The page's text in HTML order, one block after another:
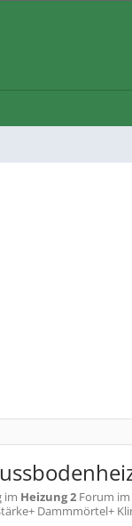
im Heizung 2 Forum
Dammmörtel+